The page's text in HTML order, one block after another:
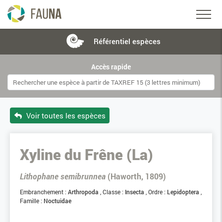
Référentiel espèces
Accès rapide
Voir toutes les espèces
Xyline du Frêne (La)
Lithophane semibrunnea (Haworth, 1809)
Embranchement : Arthropoda Classe : Insecta Ordre : Lepidoptera
Famille : Noctuidae